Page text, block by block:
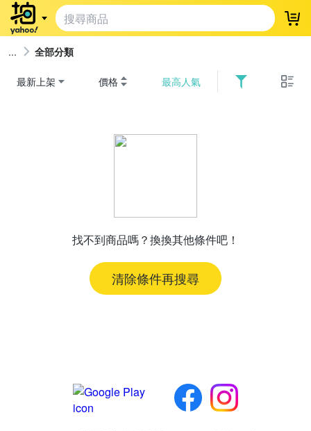
登
全部分類
最新上架 價格 最高人氣
找不到商品嗎？換換其他條件吧！
清除條件再搜尋